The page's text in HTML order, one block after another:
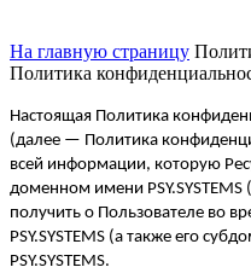
На главную страницу
Политика
Настоящая Политика
(далее — Политика
всей информации, которую
доменном имени
получить о Пользователе во
PSY.SYSTEMS (а также его
PSY.SYSTEMS.